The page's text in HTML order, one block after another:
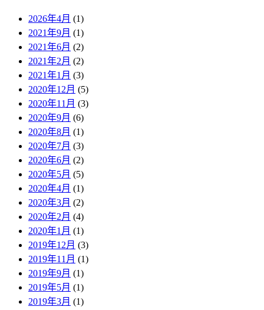
2026年4月 (1)
2021年9月 (1)
2021年6月 (2)
2021年2月 (2)
2021年1月 (3)
2020年12月 (5)
2020年11月 (3)
2020年9月 (6)
2020年8月 (1)
2020年7月 (3)
2020年6月 (2)
2020年5月 (5)
2020年4月 (1)
2020年3月 (2)
2020年2月 (4)
2020年1月 (1)
2019年12月 (3)
2019年11月 (1)
2019年9月 (1)
2019年5月 (1)
2019年3月 (1)